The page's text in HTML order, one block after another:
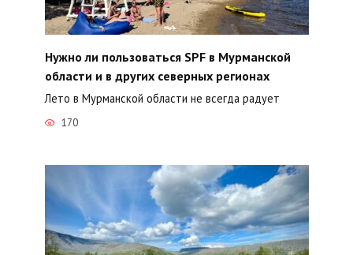
Нужно ли пользоваться SPF в Мурманской
области и в других северных регионах
Лето в Мурманской области не всегда радует
170